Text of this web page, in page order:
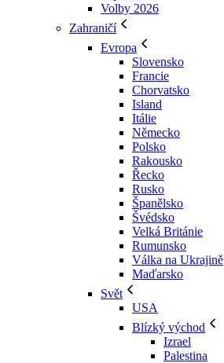
Volby 2026
Zahraničí
Evropa
Slovensko
Francie
Chorvatsko
Island
Itálie
Německo
Polsko
Rakousko
Řecko
Rusko
Španělsko
Švédsko
Velká Británie
Rumunsko
Válka na Ukrajině
Maďarsko
Svět
USA
Blízký východ
Izrael
Palestina